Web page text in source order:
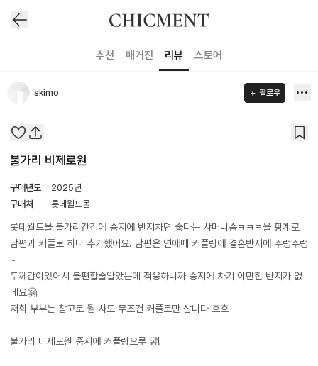
추천 매거진 리뷰 스토어
skimo 팔로우
불가리 비제로원
구매년도
2025년
구매처
롯데월드몰
롯데월드몰 불가리간김에 중지에 반지차면 좋다는 샤머니즘ㅋㅋㅋ을 핑계로
남편과 커플로 하나 추가했어요. 남편은 연애때 커플링에 결혼반지에 주렁주렁
~
두께감이있어서 불편할줄알았는데 적응하니까 중지에 차기 이만한 반지가 없
네요🤗
저희 부부는 참고로 뭘 사도 무조건 커플로만 삽니다 흐흐
​불가리 비제로원 중지에 커플링으루 땋!